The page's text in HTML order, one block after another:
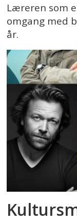
Læreren som
omgang med
år.